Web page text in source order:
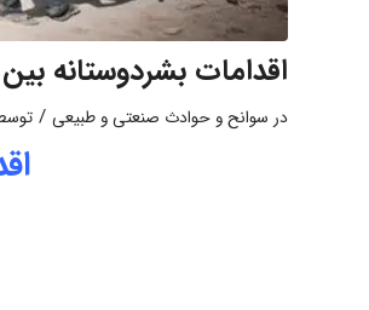
اقدامات بشردوستانه بین
در سوانح و حوادث صنعتی و طبیعی /